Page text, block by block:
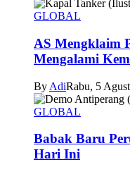
GLOBAL
AS Mengklaim
Mengalami
By AdiRabu, 5
GLOBAL
Babak Baru
Hari Ini